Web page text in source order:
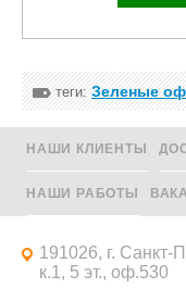
теги:Зеленые
НАШИ КЛИЕНТЫ
НАШИ РАБОТЫ
191026, г. Санкт-
к.1, 5 эт., оф.530